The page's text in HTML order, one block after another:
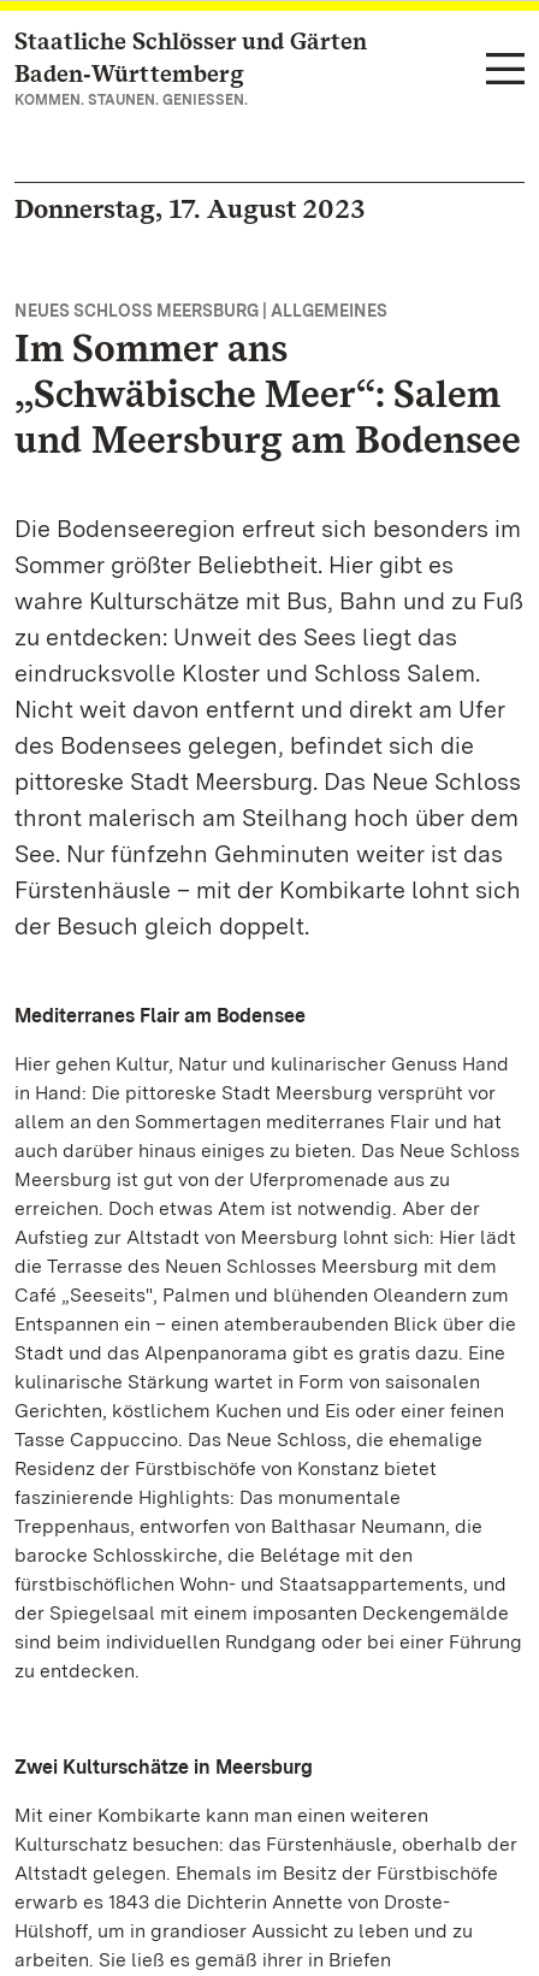
Zum Hauptinhalt springen
Staatliche Schlösser und Gärten
Baden‑Württemberg
KOMMEN. STAUNEN. GENIESSEN.
Donnerstag, 17. August 2023
NEUES SCHLOSS MEERSBURG | ALLGEMEINES
Im Sommer ans
„Schwäbische Meer“: Salem
und Meersburg am Bodensee
Die Bodenseeregion erfreut sich besonders im
Sommer größter Beliebtheit. Hier gibt es
wahre Kulturschätze mit Bus, Bahn und zu Fuß
zu entdecken: Unweit des Sees liegt das
eindrucksvolle Kloster und Schloss Salem.
Nicht weit davon entfernt und direkt am Ufer
des Bodensees gelegen, befindet sich die
pittoreske Stadt Meersburg. Das Neue Schloss
thront malerisch am Steilhang hoch über dem
See. Nur fünfzehn Gehminuten weiter ist das
Fürstenhäusle – mit der Kombikarte lohnt sich
der Besuch gleich doppelt.
Mediterranes Flair am Bodensee
Hier gehen Kultur, Natur und kulinarischer Genuss Hand
in Hand: Die pittoreske Stadt Meersburg versprüht vor
allem an den Sommertagen mediterranes Flair und hat
auch darüber hinaus einiges zu bieten. Das Neue Schloss
Meersburg ist gut von der Uferpromenade aus zu
erreichen. Doch etwas Atem ist notwendig. Aber der
Aufstieg zur Altstadt von Meersburg lohnt sich: Hier lädt
die Terrasse des Neuen Schlosses Meersburg mit dem
Café „Seeseits", Palmen und blühenden Oleandern zum
Entspannen ein – einen atemberaubenden Blick über die
Stadt und das Alpenpanorama gibt es gratis dazu. Eine
kulinarische Stärkung wartet in Form von saisonalen
Gerichten, köstlichem Kuchen und Eis oder einer feinen
Tasse Cappuccino. Das Neue Schloss, die ehemalige
Residenz der Fürstbischöfe von Konstanz bietet
faszinierende Highlights: Das monumentale
Treppenhaus, entworfen von Balthasar Neumann, die
barocke Schlosskirche, die Belétage mit den
fürstbischöflichen Wohn- und Staatsappartements, und
der Spiegelsaal mit einem imposanten Deckengemälde
sind beim individuellen Rundgang oder bei einer Führung
zu entdecken.
Zwei Kulturschätze in Meersburg
Mit einer Kombikarte kann man einen weiteren
Kulturschatz besuchen: das Fürstenhäusle, oberhalb der
Altstadt gelegen. Ehemals im Besitz der Fürstbischöfe
erwarb es 1843 die Dichterin Annette von Droste-
Hülshoff, um in grandioser Aussicht zu leben und zu
arbeiten. Sie ließ es gemäß ihrer in Briefen